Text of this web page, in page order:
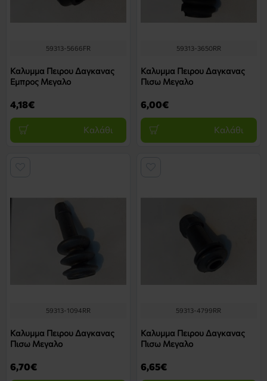
59313-5666FR
Καλυμμα Πειρου Δαγκανας
Εμπρος Μεγαλο
4,18€
Καλάθι
59313-3650RR
Καλυμμα Πειρου Δαγκανας
Πισω Μεγαλο
6,00€
Καλάθι
59313-1094RR
Καλυμμα Πειρου Δαγκανας
Πισω Μεγαλο
6,70€
59313-4799RR
Καλυμμα Πειρου Δαγκανας
Πισω Μεγαλο
6,65€